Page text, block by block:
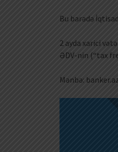
Bu barədə
2 ayda xarici
ƏDV-nin (“tax
Mənbə: